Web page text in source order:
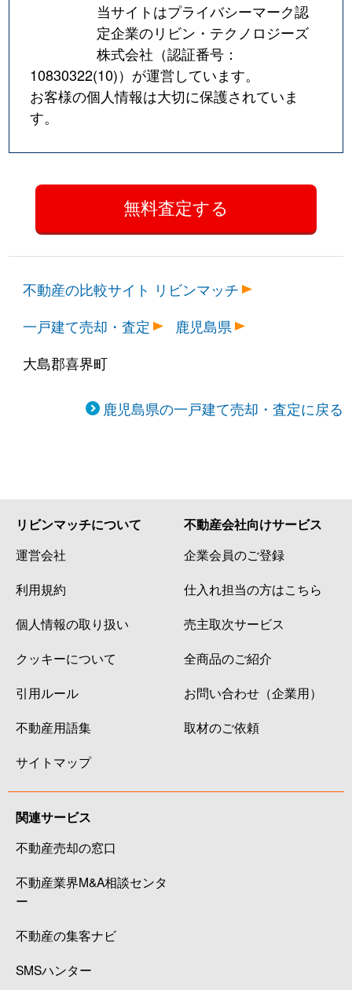
当サイトはプライバシーマーク認
定企業のリビン・テクノロジーズ
株式会社（認証番号：
10830322(10)）が運営しています。
お客様の個人情報は大切に保護されていま
す。
不動産の比較サイト リビンマッチ
一戸建て売却・査定
鹿児島県
大島郡喜界町
鹿児島県の一戸建て売却・査定に戻る
リビンマッチについて
運営会社
利用規約
個人情報の取り扱い
クッキーについて
引用ルール
不動産用語集
サイトマップ
不動産会社向けサービス
企業会員のご登録
仕入れ担当の方はこちら
売主取次サービス
全商品のご紹介
お問い合わせ（企業用）
取材のご依頼
関連サービス
不動産売却の窓口
不動産業界M&A相談センタ
ー
不動産の集客ナビ
SMSハンター